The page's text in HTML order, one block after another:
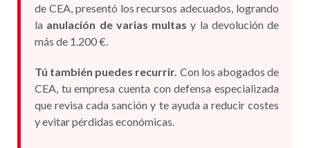
pagando más de lo que correspondía. Con la ayuda
de CEA, presentó los recursos adecuados, logrando
laanulación de varias multas
Tú también puedes recurrir.Con los abogados de
CEA, tu empresa cuenta con defensa especializada
que revisa cada sanción y te ayuda a reducir costes